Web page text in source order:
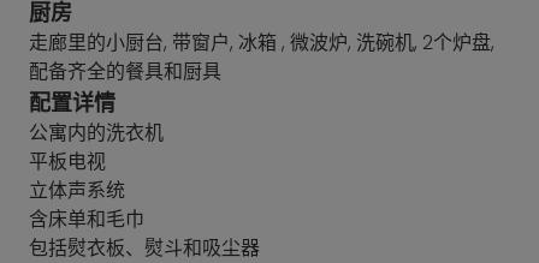
厨房
走廊里的小厨台, 带窗户, 冰箱 , 微波炉, 洗碗机, 2个炉盘,
配备齐全的餐具和厨具
配置详情
公寓内的洗衣机
平板电视
立体声系统
含床单和毛巾
包括熨衣板、熨斗和吸尘器